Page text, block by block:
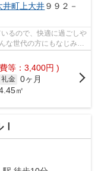
井町 上大井９９２－
るので、快適に過ごしや
な世代の方にもなじみま
等：3,400円 )
礼金 0ヶ月
㎡
Ⅰ